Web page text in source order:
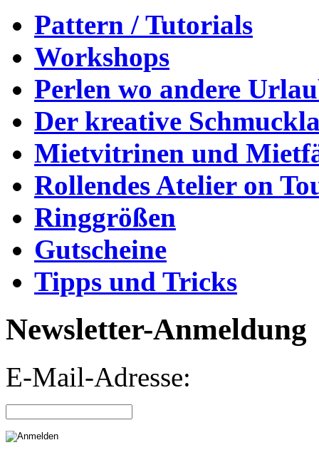
Pattern / Tutorials
Workshops
Perlen wo andere
Der kreative
Mietvitrinen und
Rollendes Atelier on
Ringgrößen
Gutscheine
Tipps und Tricks
Newsletter-Anmeldung
E-Mail-Adresse: